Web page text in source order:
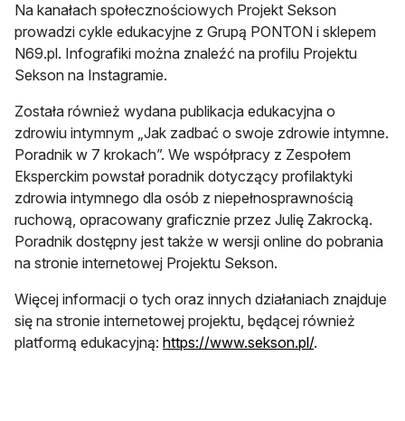
Na kanałach społecznościowych Projekt Sekson
prowadzi cykle edukacyjne z Grupą PONTON i sklepem
N69.pl. Infografiki można znaleźć na profilu Projektu
Sekson na Instagramie.
Została również wydana publikacja edukacyjna o
zdrowiu intymnym „Jak zadbać o swoje zdrowie intymne.
Poradnik w 7 krokach”. We współpracy z Zespołem
Eksperckim powstał poradnik dotyczący profilaktyki
zdrowia intymnego dla osób z niepełnosprawnością
ruchową, opracowany graficznie przez Julię Zakrocką.
Poradnik dostępny jest także w wersji online do pobrania
na stronie internetowej Projektu Sekson.
Więcej informacji o tych oraz innych działaniach znajduje
się na stronie internetowej projektu, będącej również
platformą edukacyjną: https://www.sekson.pl/otwiera się w
.